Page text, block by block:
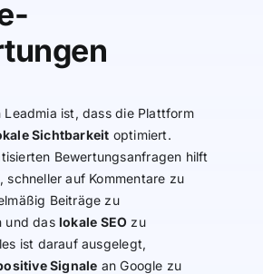
Leadmia ist, dass die Plattform
Sichtbarkeit optimiert.
Bewertungsanfragen hilft
schneller auf Kommentare zu
Beiträge zu
und daslokale SEO zu
ist darauf ausgelegt,
Signale an Google zu